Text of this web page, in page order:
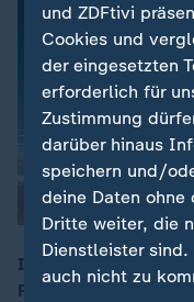
In Berlin wird heute
Parteien haben sich
und ZDFtivi
Cookies und
der eingesetzten
erforderlich für
Zustimmung
darüber hinaus
speichern und/
deine Daten
Dritte weiter, die
Dienstleister sind.
auch nicht zu